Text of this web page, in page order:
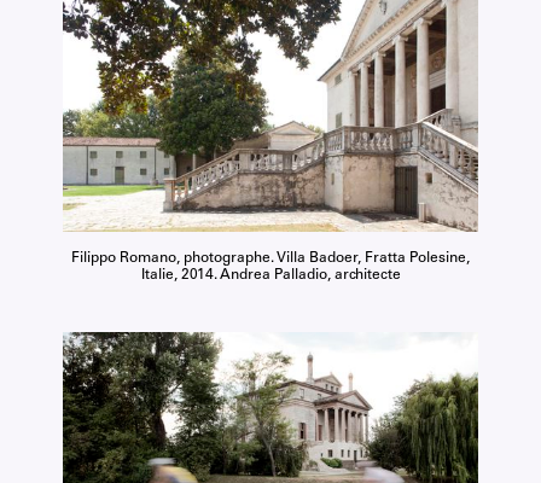
Filippo Romano, photographe. Villa Badoer, Fratta Polesine,
Italie, 2014. Andrea Palladio, architecte